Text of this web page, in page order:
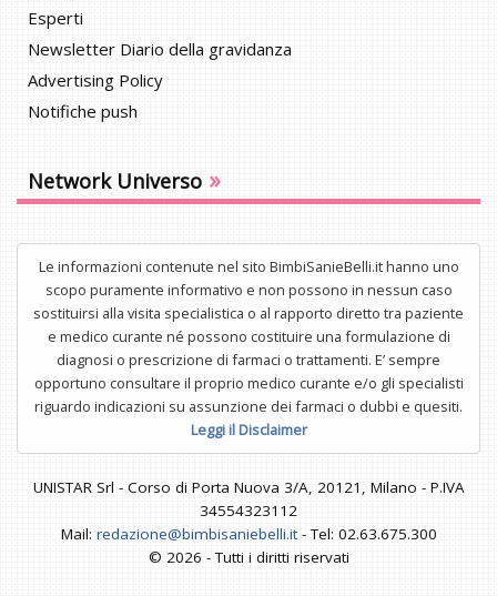
Esperti
Newsletter Diario della gravidanza
Advertising Policy
Notifiche push
Network Universo »
Le informazioni contenute nel sito BimbiSanieBelli.it hanno uno
scopo puramente informativo e non possono in nessun caso
sostituirsi alla visita specialistica o al rapporto diretto tra paziente
e medico curante né possono costituire una formulazione di
diagnosi o prescrizione di farmaci o trattamenti. E’ sempre
opportuno consultare il proprio medico curante e/o gli specialisti
riguardo indicazioni su assunzione dei farmaci o dubbi e quesiti.
Leggi il Disclaimer
UNISTAR Srl - Corso di Porta Nuova 3/A, 20121, Milano - P.IVA
34554323112
Mail: redazione@bimbisaniebelli.it- Tel: 02.63.675.300
© 2026 - Tutti i diritti riservati